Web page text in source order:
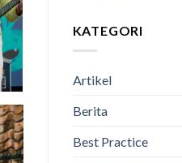
KATEGORI
Artikel
Berita
Best Practice